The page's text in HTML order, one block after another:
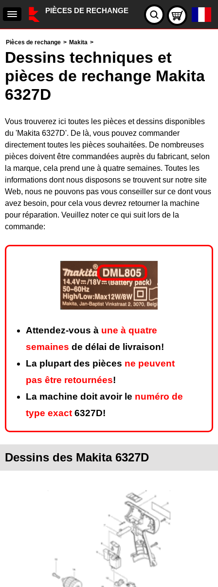
PIÈCES DE RECHANGE
Pièces de rechange > Makita >
Dessins techniques et
pièces de rechange Makita
6327D
Vous trouverez ici toutes les pièces et dessins disponibles
du 'Makita 6327D'. De là, vous pouvez commander
directement toutes les pièces souhaitées. De nombreuses
pièces doivent être commandées auprès du fabricant, selon
la marque, cela prend une à quatre semaines. Toutes les
informations dont nous disposons se trouvent sur notre site
Web, nous ne pouvons pas vous conseiller sur ce dont vous
avez besoin, pour cela vous devrez retourner la machine
pour réparation. Veuillez noter ce qui suit lors de la
commande:
Attendez-vous à une à quatre
semaines de délai de livraison!
La plupart des pièces ne peuvent
pas être retournées!
La machine doit avoir le numéro de
type exact 6327D!
Dessins des Makita 6327D